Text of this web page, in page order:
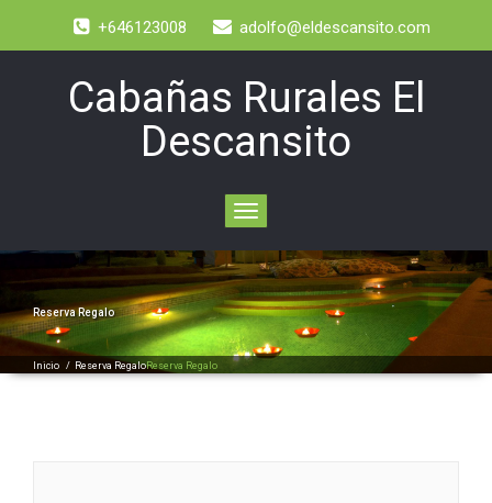
+646123008 adolfo@eldescansito.com
Cabañas Rurales El
Descansito
Toggle
navigation
Reserva Regalo
Inicio / Reserva RegaloReserva Regalo